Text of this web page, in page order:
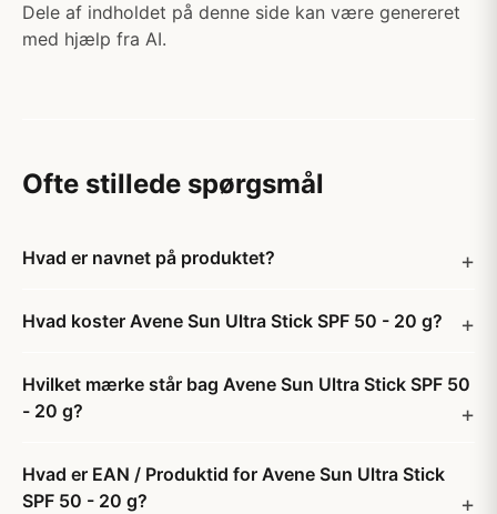
Dele af indholdet på denne side kan være genereret
med hjælp fra AI.
Ofte stillede spørgsmål
Hvad er navnet på produktet?
Hvad koster Avene Sun Ultra Stick SPF 50 - 20 g?
Hvilket mærke står bag Avene Sun Ultra Stick SPF 50
- 20 g?
Hvad er EAN / Produktid for Avene Sun Ultra Stick
SPF 50 - 20 g?